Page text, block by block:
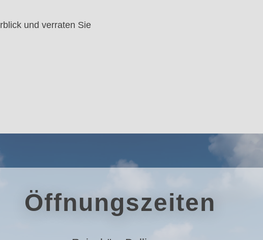
und verraten Sie
Öffnungszeiten